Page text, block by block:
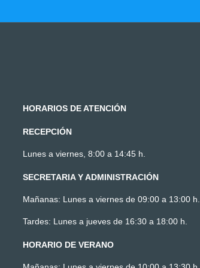
HORARIOS DE ATENCIÓN
RECEPCIÓN
Lunes a viernes, 8:00 a 14:45 h.
SECRETARIA Y ADMINISTRACIÓN
Mañanas: Lunes a viernes de 09:00 a 13:00 h.
Tardes: Lunes a jueves de 16:30 a 18:00 h.
HORARIO DE VERANO